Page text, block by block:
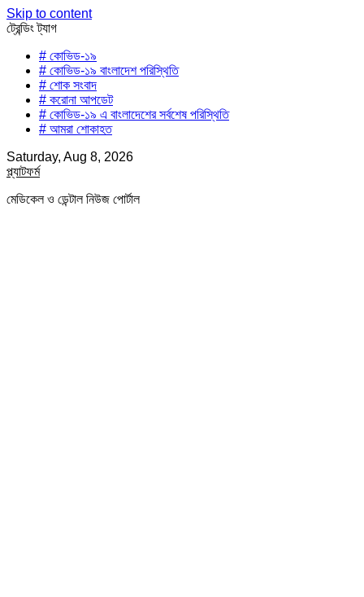
Skip to content
ট্রেন্ডিং ট্যাগ
# কোভিড-১৯
# কোভিড-১৯ বাংলাদেশ পরিস্থিতি
# শোক সংবাদ
# করোনা আপডেট
# কোভিড-১৯ এ বাংলাদেশের সর্বশেষ পরিস্থিতি
# আমরা শোকাহত
Saturday, Aug 8, 2026
প্ল্যাটফর্ম
মেডিকেল ও ডেন্টাল নিউজ পোর্টাল